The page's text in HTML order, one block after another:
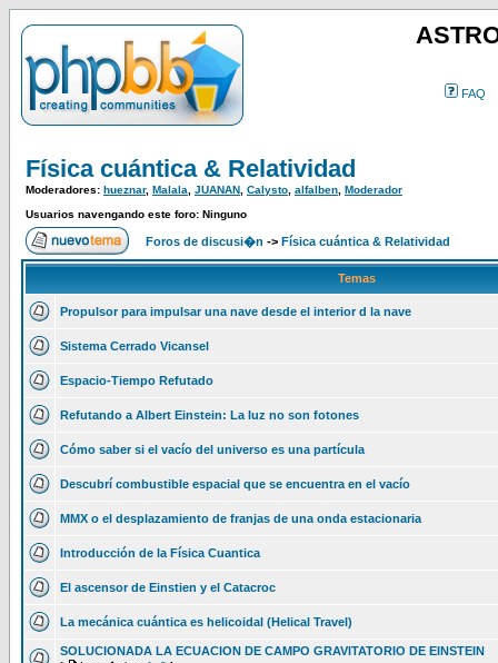
FAQ
Física cuántica & Relatividad
Moderadores: hueznar, Malala JUANAN Calysto alfalben Moderador
Usuarios navengando este foro: Ninguno
Foros de discusi�n -> Física cuántica & Relatividad
Temas
Propulsor para impulsar una nave desde el interior d la nave
Sistema Cerrado Vicansel
Espacio-Tiempo Refutado
Refutando a Albert Einstein: La luz no son fotones
Cómo saber si el vacío del universo es una partícula
Descubrí combustible espacial que se encuentra en el vacío
MMX o el desplazamiento de franjas de una onda estacionaria
Introducción de la Física Cuantica
El ascensor de Einstien y el Catacroc
La mecánica cuántica es helicoidal (Helical Travel)
SOLUCIONADA LA ECUACION DE CAMPO GRAVITATORIO DE EINSTEIN